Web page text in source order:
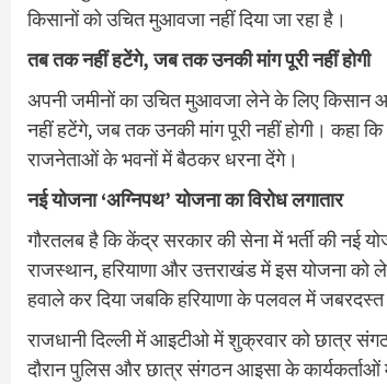
किसानों को उचित मुआवजा नहीं दिया जा रहा है।
तब तक नहीं हटेंगे, जब तक उनकी मांग पूरी नहीं होगी
अपनी जमीनों का उचित मुआवजा लेने के लिए किसान
नहीं हटेंगे, जब तक उनकी मांग पूरी नहीं होगी। कहा
राजनेताओं के भवनों में बैठकर धरना देंगे।
नई योजना ‘अग्निपथ’ योजना का विरोध लगातार
गौरतलब है कि केंद्र सरकार की सेना में भर्ती की नई
राजस्थान, हरियाणा और उत्तराखंड में इस योजना को
हवाले कर दिया जबकि हरियाणा के पलवल में जबरदस्त
राजधानी दिल्ली में आइटीओ में शुक्रवार को छात्र
दौरान पुलिस और छात्र संगठन आइसा के